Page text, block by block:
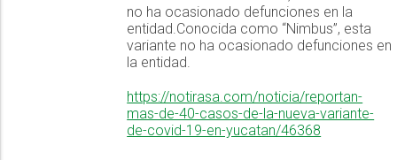
no ha ocasionado defunciones en la
entidad.Conocida como “Nimbus”, esta
variante no ha ocasionado defunciones en
la entidad.
https://notirasa.com/noticia/reportan-
mas-de-40-casos-de-la-nueva-variante-
de-covid-19-en-yucatan/46368